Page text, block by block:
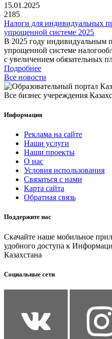
15.01.2025
2185
Налоги для индивидуальных
упрощенной системе 2025
В 2025 году индивидуальным
упрощенной системе
с увеличением обязательных
Подробнее
Все новости
Все бизнес учереждения
Информация
Реклама на сайте
Наши услуги
Наши проекты
О нас
Условия использования
Связаться с нами
Карта сайта
Обратная связь
Поддержите нас
Скачайте наше мобильное
удобного доступа к
Казахстана
Социальные сети